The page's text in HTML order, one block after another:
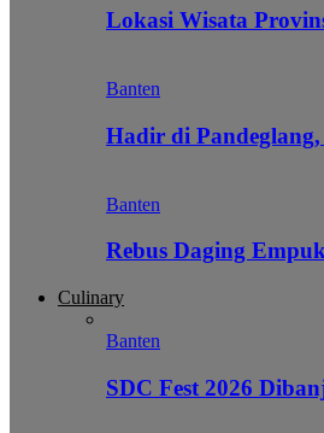
Lokasi Wisata
Banten
Hadir di
Banten
Rebus Daging
Culinary
Banten
SDC Fest 2026